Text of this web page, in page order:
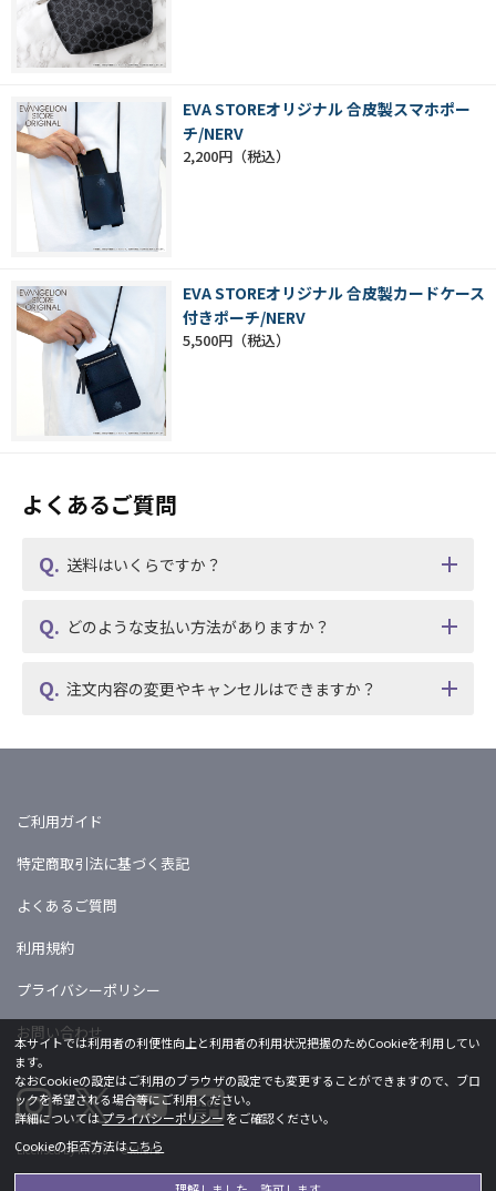
EVA STOREオリジナル 合皮製スマホポー
チ/NERV
2,200円
EVA STOREオリジナル 合皮製カードケース
付きポーチ/NERV
5,500円
よくあるご質問
送料はいくらですか？
どのような支払い方法がありますか？
注文内容の変更やキャンセルはできますか？
ご利用ガイド
特定商取引法に基づく表記
よくあるご質問
利用規約
プライバシーポリシー
お問い合わせ
Licensed by khara ©khara
本サイトでは利用者の利便性向上と利用者の利用状況把握のためCookieを利用してい
ます。
なおCookieの設定はご利用のブラウザの設定でも変更することができますので、ブロ
ックを希望される場合等にご利用ください。
詳細についてはプライバシーポリシーをご確認ください。
Cookieの拒否方法はこちら